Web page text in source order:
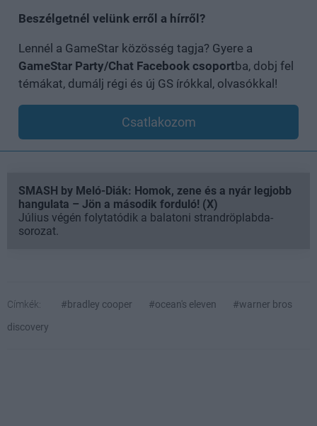
Beszélgetnél velünk erről a hírről?
Lennél a GameStar közösség tagja? Gyere a
GameStar Party/Chat Facebook csoportba, dobj fel
témákat, dumálj régi és új GS írókkal, olvasókkal!
Csatlakozom
SMASH by Meló-Diák: Homok, zene és a nyár legjobb
hangulata – Jön a második forduló! (X)
Július végén folytatódik a balatoni strandröplabda-
sorozat.
Címkék: #bradley cooper #ocean's eleven
#warner bros
discovery